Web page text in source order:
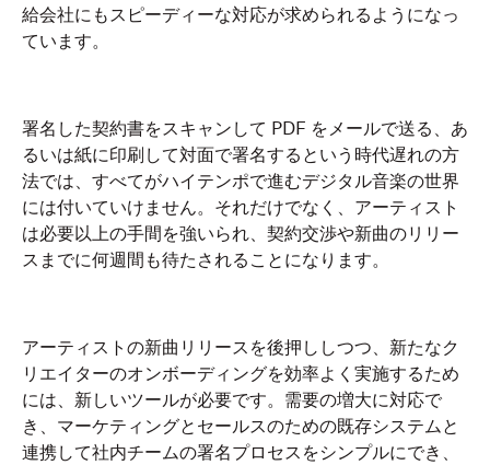
給会社にもスピーディーな対応が求められるようになっ
ています。
署名した契約書をスキャンして PDF をメールで送る、あ
るいは紙に印刷して対面で署名するという時代遅れの方
法では、すべてがハイテンポで進むデジタル音楽の世界
には付いていけません。それだけでなく、アーティスト
は必要以上の手間を強いられ、契約交渉や新曲のリリー
スまでに何週間も待たされることになります。
アーティストの新曲リリースを後押ししつつ、新たなク
リエイターのオンボーディングを効率よく実施するため
には、新しいツールが必要です。需要の増大に対応で
き、マーケティングとセールスのための既存システムと
連携して社内チームの署名プロセスをシンプルにでき、